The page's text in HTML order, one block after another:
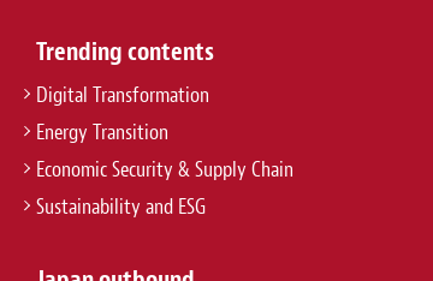
Trending contents
Digital Transformation
Energy Transition
Economic Security & Supply Chain
Sustainability and ESG